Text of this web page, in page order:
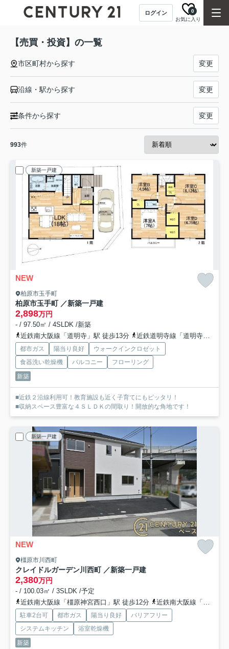
ログイン
お気に入り
0
【売買・投資】の一覧
市区町村から探す 変更
沿線・駅から探す 変更
条件から探す 変更
993件
新築一戸建
NEW
柏原市玉手町
柏原市玉手町 ／新築一戸建
2,898万円
- / 97.50㎡ / 4SLDK /新築
近鉄南大阪線「道明寺」駅 徒歩13分
近鉄道明寺線「道明寺」駅 徒歩13分
都市ガス 陽当り良好
ウォークインクロゼット
食器洗い乾燥機
バルコニー
フローリング
新築
■近鉄２沿線利用可！教育施設も近く子育てにもピッタリ！
■収納スペース豊富な４ＳＬＤＫの間取り！開放的な角地です！
新築一戸建
NEW
橿原市川西町
クレイドルガーデン川西町 ／新築一戸建
2,380万円
- / 100.03㎡ / 3SLDK /予定
近鉄南大阪線「橿原神宮西口」駅 徒歩12分
近鉄南大阪線「坊城」駅 徒歩21分
駐車2台可 都市ガス 陽当り良好
バリアフリー
システムキッチン
浴室乾燥機
新築